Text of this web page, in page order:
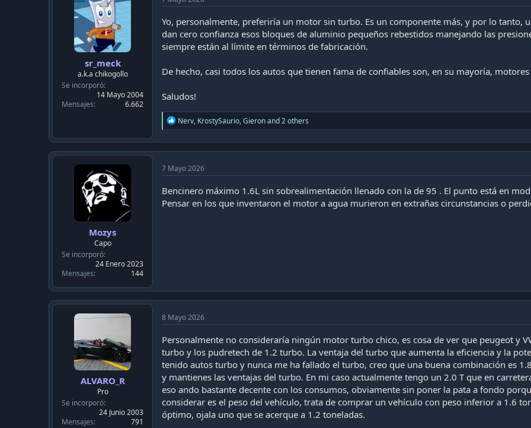
o
s
sr_meck
a.k.a chikogollo
Se incorporó
14 Mayo 2004
Mensajes
6.662
Yo, personalmente, preferiría un motor sin turbo. Es un componente más, y por lo tanto,
dan cero confianza esos bloques de aluminio pequeños rebestidos manejando las
siempre están al límite en términos de fabricación.
De hecho, casi todos los autos que tienen fama de confiables son, en su mayoría,
Saludos!
R
e
i
o
s
:
Nerv, KrostySaurio,Gieronand 2 others
Mozys
Capo
Se incorporó
24 Enero 2023
Mensajes
144
7 Mayo 2026
Bencinero máximo 1.6L sin sobrealimentación llenado con la de 95 . El punto está en
Pensar en los que inventaron el motor a agua murieron en extrañas circunstancias o
ALVARO_R
Pro
Se incorporó
24 Junio 2003
Mensajes
791
8 Mayo 2026
Personalmente no consideraría ningún motor turbo chico, es cosa de ver que peugeot y
turbo y los pudretech de 1.2 turbo. La ventaja del turbo que aumenta la eficiencia y la
tenido autos turbo y nunca me ha fallado el turbo, creo que una buena combinación es
y mantienes las ventajas del turbo. En mi caso actualmente tengo un 2.0 T que en
eso ando bastante decente con los consumos, obviamente sin poner la pata a fondo
considerar es el peso del vehículo, trata de comprar un vehículo con peso inferior a 1.6
óptimo, ojala uno que se acerque a 1.2 toneladas.